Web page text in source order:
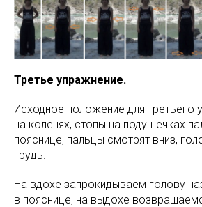
Третье упражнение.
Исходное положение для третьего
на коленях, стопы на подушечках
пояснице, пальцы смотрят вниз,
грудь.
На вдохе запрокидываем голову
в пояснице, на выдохе